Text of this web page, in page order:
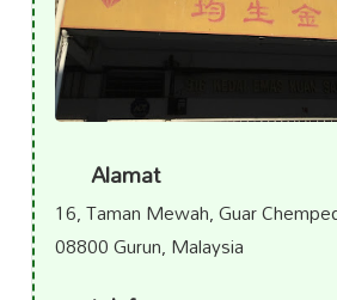
Alamat
16, Taman Mewah, Guar
08800 Gurun, Malaysia